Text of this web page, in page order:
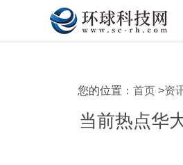
您的位置： 首页 >资
当前热点华